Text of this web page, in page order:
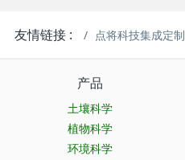
友情链接 : 点将科技集成定制
产品
土壤科学
植物科学
环境科学